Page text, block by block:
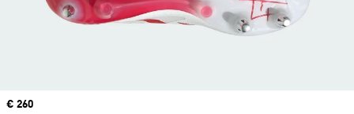
Precio
€ 260